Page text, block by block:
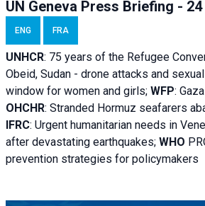
UN Geneva Press Briefing -
ENG FRA
UNHCR: 75 years of the Refugee
Obeid, Sudan - drone attacks and
window for women and girls; WFP:
OHCHR: Stranded Hormuz seafarers
IFRC: Urgent humanitarian needs in
after devastating earthquakes; WHO
prevention strategies for policymakers